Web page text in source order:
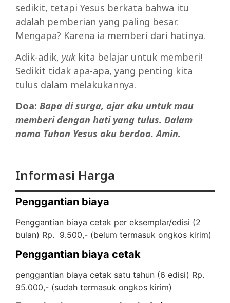
sedikit, tetapi Yesus berkata bahwa itu
adalah pemberian yang paling besar.
Mengapa? Karena ia memberi dari hatinya.
Adik-adik, yuk kita belajar untuk memberi!
Sedikit tidak apa-apa, yang penting kita
tulus dalam melakukannya.
Doa: Bapa di surga, ajar aku untuk mau
memberi dengan hati yang tulus. Dalam
nama Tuhan Yesus aku berdoa. Amin.
Informasi Harga
Penggantian biaya
Penggantian biaya cetak per eksemplar/edisi (2
bulan) Rp. 9.500,- (belum termasuk ongkos kirim)
Penggantian biaya cetak
penggantian biaya cetak satu tahun (6 edisi) Rp.
95.000,- (sudah termasuk ongkos kirim)